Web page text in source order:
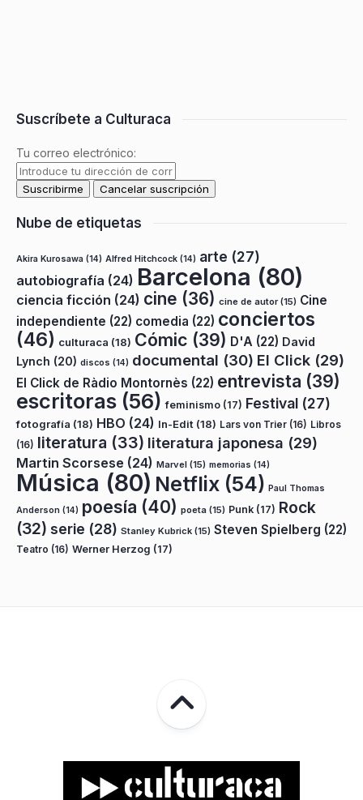
Suscríbete a Culturaca
Tu correo electrónico:
Nube de etiquetas
Akira Kurosawa (14) Alfred Hitchcock (14) arte (27)
autobiografía (24) Barcelona (80)
ciencia ficción (24) cine (36) cine de autor(15) Cine
independiente (22) comedia (22) conciertos
(46) culturaca (18) Cómic (39) D'A (22) David
Lynch (20) discos (14) documental (30) El Click (29)
El Click de Ràdio Montornès (22) entrevista (39)
escritoras (56) feminismo (17) Festival (27)
fotografía (18) HBO (24) In-Edit (18) Lars von Trier (16) Libros
(16) literatura (33) literatura japonesa (29)
Martin Scorsese (24) Marvel (15) memorias (14)
Música (80) Netflix (54) Paul Thomas
Anderson (14) poesía (40) poeta (15) Punk (17) Rock
(32) serie (28) Stanley Kubrick (15) Steven Spielberg (22)
Teatro (16) Werner Herzog (17)